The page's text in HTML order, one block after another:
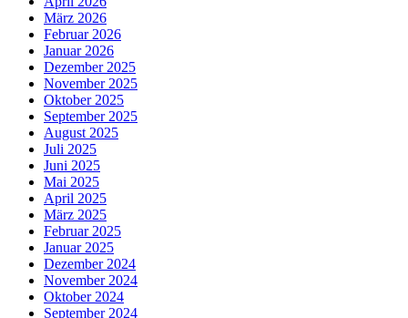
März 2026
Februar 2026
Januar 2026
Dezember 2025
November 2025
Oktober 2025
September 2025
August 2025
Juli 2025
Juni 2025
Mai 2025
April 2025
März 2025
Februar 2025
Januar 2025
Dezember 2024
November 2024
Oktober 2024
September 2024